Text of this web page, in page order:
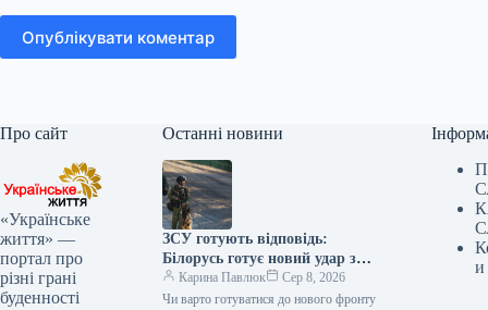
Опублікувати коментар
Про сайт
«Українське
життя» —
портал про
різні грані
буденності
Останні новини
ЗСУ готують відповідь:
Білорусь готує новий удар з
Чернігівщини?
Карина Павлюк
Сер 8, 2026
Чи варто готуватися до нового фронту
и